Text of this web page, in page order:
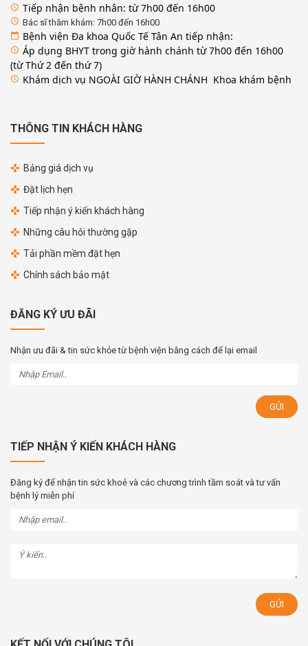
access_time Tiếp nhận bệnh nhân: từ 7h00 đến 16h00
access_time Bác sĩ thăm khám: 7h00 đến 16h00
calendar_today Bệnh viện Đa khoa Quốc Tế Tân An tiếp nhận:
access_time Áp dụng BHYT trong giờ hành chánh từ 7h00 đến 16h00
(từ Thứ 2 đến thứ 7)
access_time Khám dịch vụ NGOÀI GIỜ HÀNH CHÁNH Khoa khám bệnh
THÔNG TIN KHÁCH HÀNG
Bảng giá dịch vụ
Đặt lịch hẹn
Tiếp nhận ý kiến khách hàng
Những câu hỏi thường gặp
Tải phần mềm đặt hẹn
Chính sách bảo mật
ĐĂNG KÝ ƯU ĐÃI
Nhận ưu đãi & tin sức khỏe từ bệnh viện bằng cách để lại email
TIẾP NHẬN Ý KIẾN KHÁCH HÀNG
Đăng ký để nhận tin sức khoẻ và các chương trình tầm soát và tư vấn
bệnh lý miễn phí